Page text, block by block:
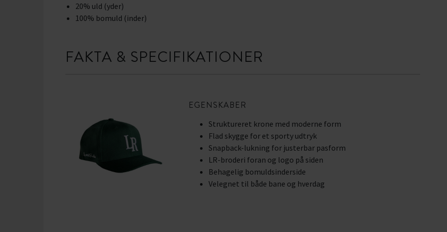
20% uld (yder)
100% bomuld (inder)
FAKTA & SPECIFIKATIONER
EGENSKABER
Struktureret krone med moderne form
Flad skygge for et sporty udtryk
Snapback-lukning for justerbar pasform
LR-broderi foran og logo på siden
Behagelig bomuldsinderside
Velegnet til både bane og hverdag